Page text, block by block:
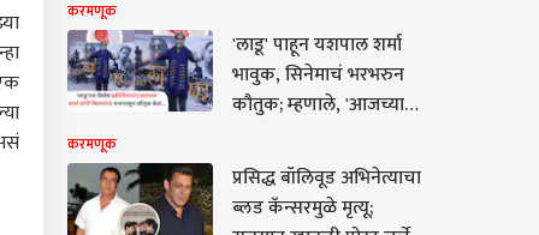
पटकावली ट्रॉफी?
करमणूक
'लाडू' पाहून यशपाल शर्मा
भावुक, सिनेमाचं भरभरुन
कौतुक; म्हणाले, 'आजच्या
बनवणं...'
करमणूक
प्रसिद्ध बॉलिवूड अभिनेत्याचा
ब्लड कॅन्सरमुळे मृत्यू;